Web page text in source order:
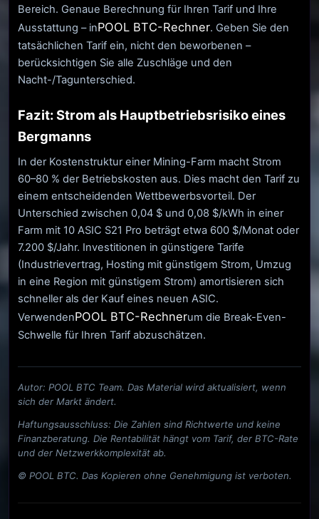
Bereich. Genaue Berechnung für Ihren Tarif und Ihre
Ausstattung – inPOOL BTC-Rechner. Geben Sie den
tatsächlichen Tarif ein, nicht den beworbenen –
berücksichtigen Sie alle Zuschläge und den
Nacht-/Tagunterschied.
Fazit: Strom als Hauptbetriebsrisiko eines
Bergmanns
In der Kostenstruktur einer Mining-Farm macht Strom
60–80 % der Betriebskosten aus. Dies macht den Tarif zu
einem entscheidenden Wettbewerbsvorteil. Der
Unterschied zwischen 0,04 $ und 0,08 $/kWh in einer
Farm mit 10 ASIC S21 Pro beträgt etwa 600 $/Monat oder
7.200 $/Jahr. Investitionen in günstigere Tarife
(Industrievertrag, Hosting mit günstigem Strom, Umzug
in eine Region mit günstigem Strom) amortisieren sich
schneller als der Kauf eines neuen ASIC.
VerwendenPOOL BTC-Rechnerum die Break-Even-
Schwelle für Ihren Tarif abzuschätzen.
Autor: POOL BTC Team. Das Material wird aktualisiert, wenn
sich der Markt ändert.
Haftungsausschluss: Die Zahlen sind Richtwerte und keine
Finanzberatung. Die Rentabilität hängt vom Tarif, der BTC-Rate
und der Netzwerkkomplexität ab.
© POOL BTC. Das Kopieren ohne Genehmigung ist verboten.